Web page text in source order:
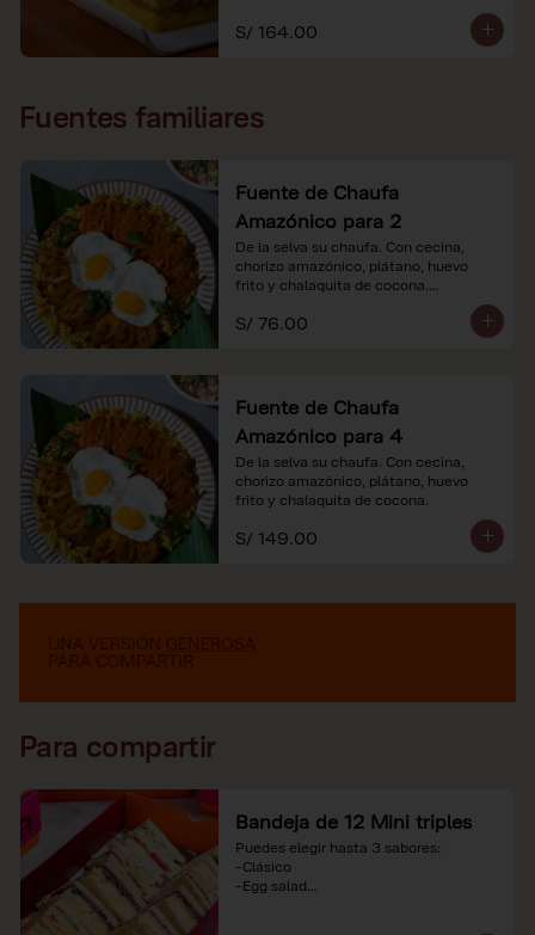
S/ 164.00
Fuentes familiares
Fuente de Chaufa
Amazónico para 2
De la selva su chaufa. Con cecina,
chorizo amazónico, plátano, huevo
frito y chalaquita de cocona.
*Imágenes referenciales.
*Nuestros precios están expresados en
S/ 76.00
Fuente de Chaufa
Amazónico para 4
De la selva su chaufa. Con cecina,
chorizo amazónico, plátano, huevo
frito y chalaquita de cocona.
S/ 149.00
Para compartir
Bandeja de 12 Mini triples
Puedes elegir hasta 3 sabores:
-Clásico
-Egg salad